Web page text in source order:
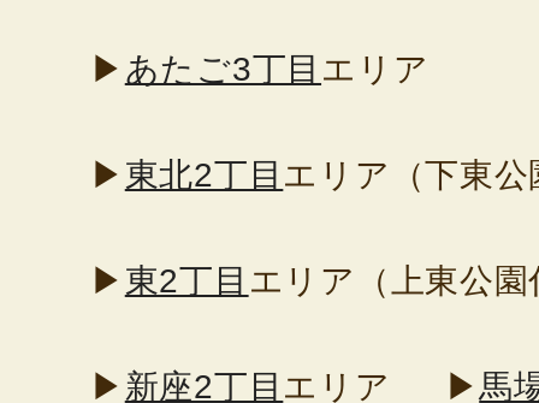
▶ あたご3丁目 エリア
▶ 東北2丁目 エリア（下東公
▶ 東2丁目 エリア（上東公園
▶ 新座2丁目 エリア ▶馬